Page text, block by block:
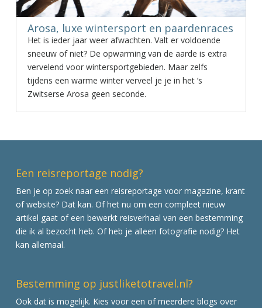
Arosa, luxe wintersport en paardenraces
Het is ieder jaar weer afwachten. Valt er voldoende
sneeuw of niet? De opwarming van de aarde is extra
vervelend voor wintersportgebieden. Maar zelfs
tijdens een warme winter verveel je je in het ’s
Zwitserse Arosa geen seconde.
Een reisreportage nodig?
Ben je op zoek naar een reisreportage voor magazine, krant
of website? Dat kan. Of het nu om een compleet nieuw
artikel gaat of een bewerkt reisverhaal van een bestemming
die ik al bezocht heb. Of heb je alleen fotografie nodig? Het
kan allemaal.
Bestemming op justliketotravel.nl?
Ook dat is mogelijk. Kies voor een of meerdere blogs over